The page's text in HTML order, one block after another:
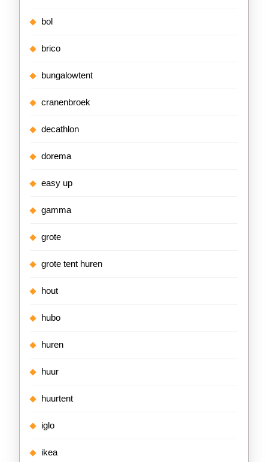
bol
brico
bungalowtent
cranenbroek
decathlon
dorema
easy up
gamma
grote
grote tent huren
hout
hubo
huren
huur
huurtent
iglo
ikea